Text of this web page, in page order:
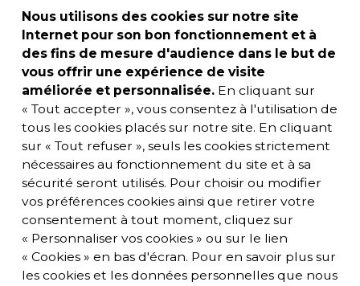
Nous utilisons des cookies sur notre site
Internet pour son bon fonctionnement et à
des fins de mesure d'audience dans le but de
vous offrir une expérience de visite
améliorée et personnalisée. En cliquant sur
« Tout accepter », vous consentez à l'utilisation de
tous les cookies placés sur notre site. En cliquant
sur « Tout refuser », seuls les cookies strictement
nécessaires au fonctionnement du site et à sa
sécurité seront utilisés. Pour choisir ou modifier
vos préférences cookies ainsi que retirer votre
consentement à tout moment, cliquez sur
« Personnaliser vos cookies » ou sur le lien
« Cookies » en bas d'écran. Pour en savoir plus sur
les cookies et les données personnelles que nous